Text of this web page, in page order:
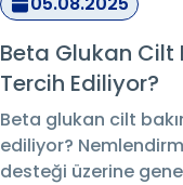
Gözenek
Rehberi
Genişlemiş
içerik önerileri ve
sıkılaştırıcı etkili